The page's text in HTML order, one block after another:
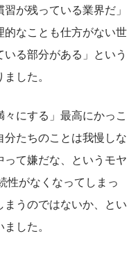
が残っている業界だ」
なことも仕方がない世
る部分がある」という
した。
にする」最高にかっこ
たちのことは我慢しな
て嫌だな、というモヤ
性がなくなってしまっ
うのではないか、とい
した。